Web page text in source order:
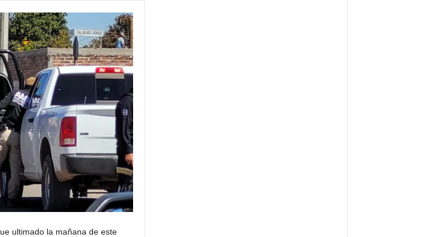
ultimado la mañana de este